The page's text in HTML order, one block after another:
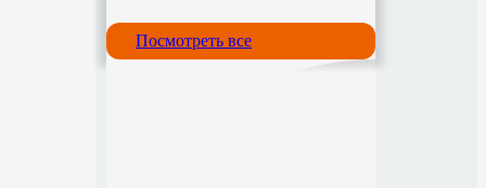
Посмотреть все